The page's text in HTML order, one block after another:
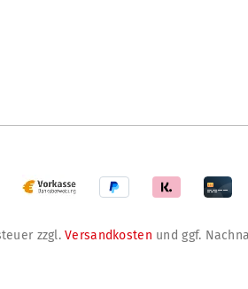
zzgl.Versandkosten und ggf.